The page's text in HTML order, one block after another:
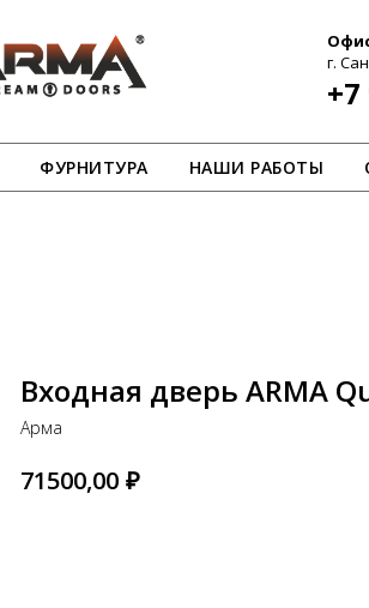
г.
ФУРНИТУРА НАШИ РАБОТЫ
Входная дверь ARMA
Арма
71500,00 ₽